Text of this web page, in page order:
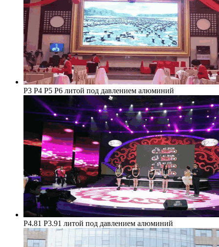
P3 Р4 Р5 Р6 литой под давлением алюминий
P4.81 Р3.91 литой под давлением алюминий